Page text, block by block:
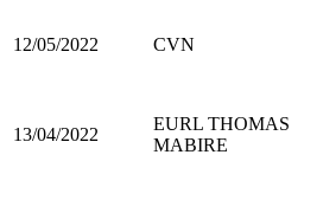
12/05/2022 CVN
13/04/2022
EURL THOMAS
MABIRE